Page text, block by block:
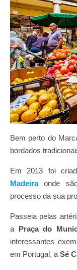
Bem perto do
bordados
Em 2013 foi
Madeiraonde são
processo da sua
Passeia pelas
a Praça do
interessantes
em Portugal, a Sé